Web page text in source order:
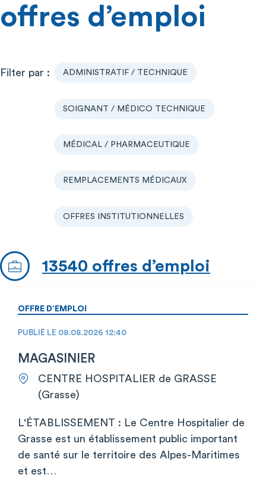
offres d’emploi
ADMINISTRATIF / TECHNIQUE
SOIGNANT / MÉDICO TECHNIQUE
MÉDICAL / PHARMACEUTIQUE
REMPLACEMENTS MÉDICAUX
OFFRES INSTITUTIONNELLES
13540 offres d’emploi
OFFRE D’EMPLOI
PUBLIÉ LE 08.08.2026 12:40
MAGASINIER
CENTRE HOSPITALIER de GRASSE
(Grasse)
L'ÉTABLISSEMENT : Le Centre Hospitalier de
Grasse est un établissement public important
de santé sur le territoire des Alpes-Maritimes
et est…